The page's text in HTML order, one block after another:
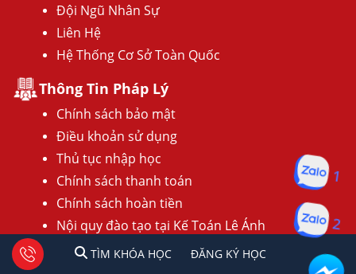
Đội Ngũ Nhân Sự
Liên Hệ
Hệ Thống Cơ Sở Toàn Quốc
Thông Tin Pháp Lý
Chính sách bảo mật
Điều khoản sử dụng
Thủ tục nhập học
Chính sách thanh toán
Chính sách hoàn tiền
Nội quy đào tạo tại Kế Toán Lê Ánh
Hướng dẫn đăng ký lớp học
TÌM KHÓA HỌC ĐĂNG KÍ HỌC
1 2 Tư vấn facebook
TÌM KHÓA HỌC ĐĂNG KÝ HỌC
1
2